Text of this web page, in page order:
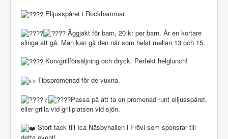
Elljusspåret i Rockhammar.
Äggjakt för barn, 20 kr per barn. Är en kortare
slinga att gå. Man kan gå den när som helst mellan 13 och 15.
Korvgrillförsäljning och dryck. Perfekt helglunch!
Tipspromenad för de vuxna.
Passa på att ta en promenad runt elljusspåret,
eller grilla vid grillplatsen vid sjön.
Stort tack till Ica Näsbyhallen i Frövi som sponsrar till